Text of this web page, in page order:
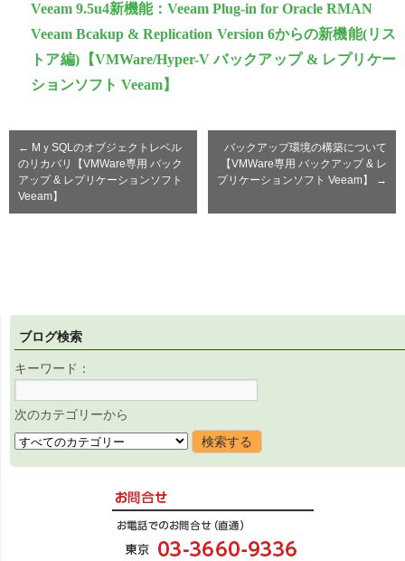
Veeam 9.5u4新機能：Veeam Plug-in for Oracle RMAN
Veeam Bcakup & Replication Version 6からの新機能(リス
トア編)【VMWare/Hyper-V バックアップ & レプリケー
ションソフト Veeam】
← MｙSQLのオブジェクトレベル
のリカバリ【VMWare専用 バック
アップ & レプリケーションソフト
Veeam】
バックアップ環境の構築について
【VMWare専用 バックアップ & レ
プリケーションソフト Veeam】
→
ブログ検索
キーワード：
次のカテゴリーから